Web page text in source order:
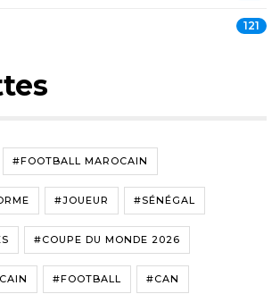
121
#FOOTBALL MAROCAIN
#JOUEUR #SÉNÉGAL
#COUPE DU MONDE 2026
#FOOTBALL #CAN